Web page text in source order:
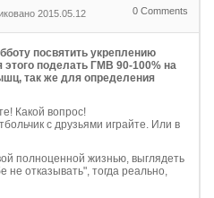
2015.05.12 0 Comments
посвятить укреплению
поделать ГМВ 90-100% на
так же для определения
Какой вопрос!
с друзьями играйте. Или в
полноценной жизнью, выглядеть
не отказывать", тогда реально,